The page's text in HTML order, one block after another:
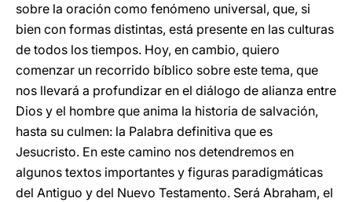
sobre la oración como fenómeno universal, que, si
bien con formas distintas, está presente en las culturas
de todos los tiempos. Hoy, en cambio, quiero
comenzar un recorrido bíblico sobre este tema, que
nos llevará a profundizar en el diálogo de alianza entre
Dios y el hombre que anima la historia de salvación,
hasta su culmen: la Palabra definitiva que es
Jesucristo. En este camino nos detendremos en
algunos textos importantes y figuras paradigmáticas
del Antiguo y del Nuevo Testamento. Será Abraham, el